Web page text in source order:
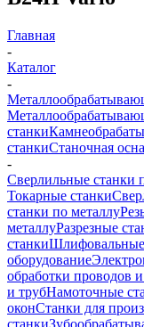
Главная
-
Каталог
-
станки
станкиСтаночная
-
Сверлильные станки
Токарные станки
станки по металлу
металлуРазрезные
станкиШлифовальные
оборудование
обработки проводов
и трубНамоточные
оконСтанки для
станки